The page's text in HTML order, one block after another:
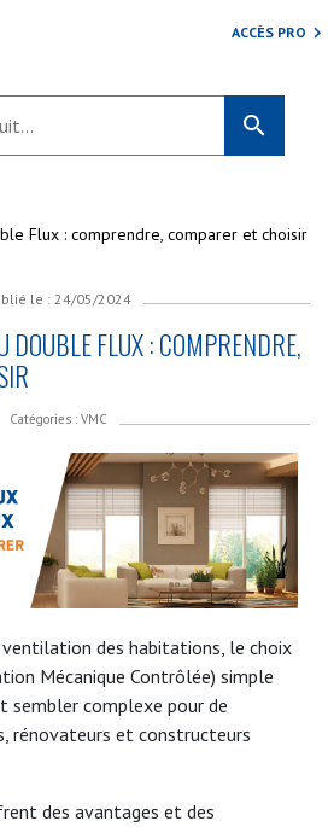
ACCÈS PRO
search
Flux : comprendre, comparer et choisir
le : 24/05/2024
DOUBLE FLUX : COMPRENDRE,
Catégories : VMC
des habitations, le choix
Mécanique Contrôlée) simple
sembler complexe pour de
rénovateurs et constructeurs
des avantages et des